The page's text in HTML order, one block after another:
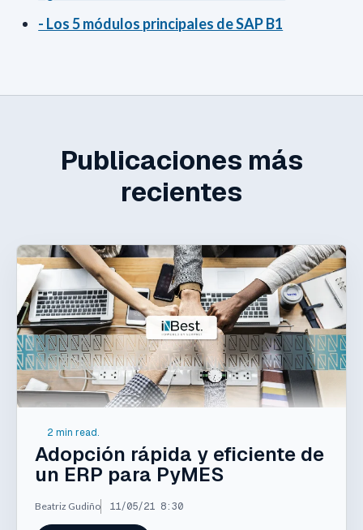
- Los 5 módulos principales de SAP B1
Publicaciones más
recientes
2 min read.
Adopción rápida y eficiente de
un ERP para PyMES
Beatriz Gudiño 11/05/21 8:30